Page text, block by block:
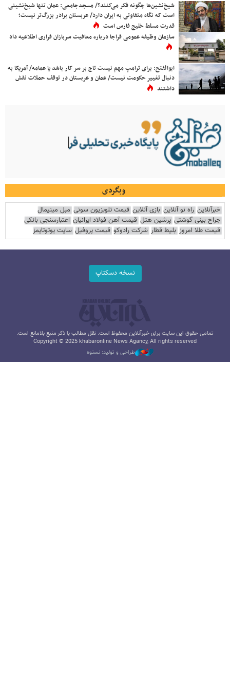
شیخ‌نشین‌ها چگونه فکر می‌کنند؟/ مسجدجامعی: عمان تنها شیخ‌نشینی
است که نگاه متفاوتی به ایران دارد/ عربستان برادر بزرگ‌تر نیست؛
قدرت مسلط خلیج فارس است
سازمان وظیفه عمومی فراجا درباره معافیت سربازان فراری اطلاعیه داد
ابوالفتح: برای ترامپ مهم نیست تاج بر سر کار باشد یا عمامه/ آمریکا به
دنبال تغییر حکومت نیست/ عمان و عربستان در توقف حملات نقش
داشتند
وبگردی
خبرآنلاین راه نو آنلاین بازی آنلاین قیمت تلویزیون سونی مبل مینیمال
جراح بینی گوشتی پرشین هتل قیمت آهن فولاد ایرانیان اعتبارسنجی بانکی
قیمت طلا امروز بلیط قطار شرکت رادوکو قیمت پروفیل سایت یوتوتایمز
نسخه دسکتاپ
تمامی حقوق این سایت برای خبرآنلاین محفوظ است. نقل مطالب با ذکر منبع بلامانع است.
Copyright © 2025 khabaronline News Agancy, All rights reserved
طراحی و تولید: نستوه